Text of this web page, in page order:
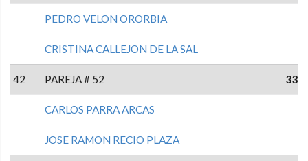
PEDRO VELON ORORBIA
CRISTINA CALLEJON DE LA SAL
42 PAREJA # 52 33
CARLOS PARRA ARCAS
JOSE RAMON RECIO PLAZA